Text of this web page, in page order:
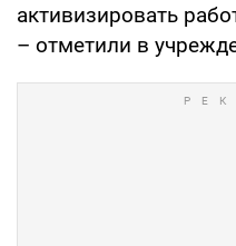
активизировать
– отметили в